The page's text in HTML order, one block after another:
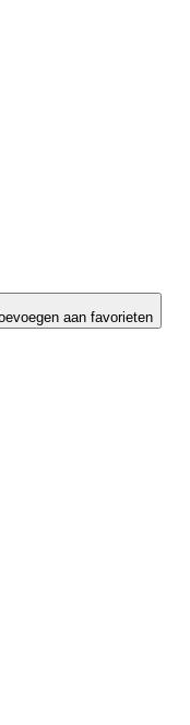
aan favorieten